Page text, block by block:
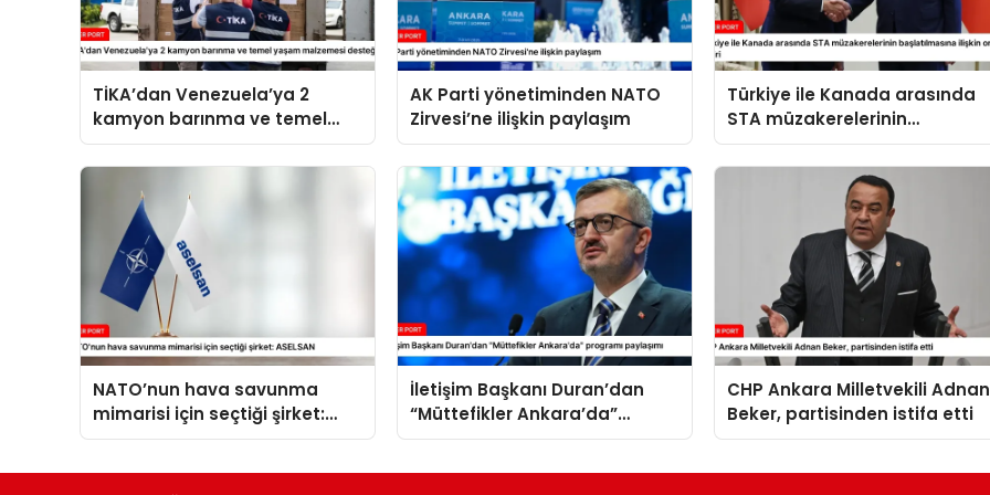
TİKA’dan Venezuela’ya 2
kamyon barınma ve temel
yaşam malzemesi desteği
AK Parti yönetiminden NATO
Zirvesi’ne ilişkin paylaşım
Türkiye ile Kanada arasında
STA müzakerelerinin
başlatılmasına ilişkin ortak
bildiri
NATO’nun hava savunma
mimarisi için seçtiği şirket:
ASELSAN
İletişim Başkanı Duran’dan
“Müttefikler Ankara’da”
programı paylaşımı
CHP Ankara Milletvekili Adnan
Beker, partisinden istifa etti